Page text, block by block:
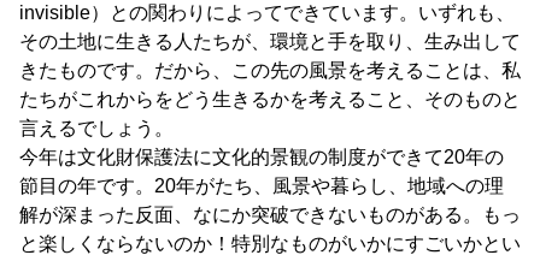
invisible）との関わりによってできています。いずれも、
その土地に生きる人たちが、環境と手を取り、生み出して
きたものです。だから、この先の風景を考えることは、私
たちがこれからをどう生きるかを考えること、そのものと
言えるでしょう。
今年は文化財保護法に文化的景観の制度ができて20年の
節目の年です。20年がたち、風景や暮らし、地域への理
解が深まった反面、なにか突破できないものがある。もっ
と楽しくならないのか！特別なものがいかにすごいかとい